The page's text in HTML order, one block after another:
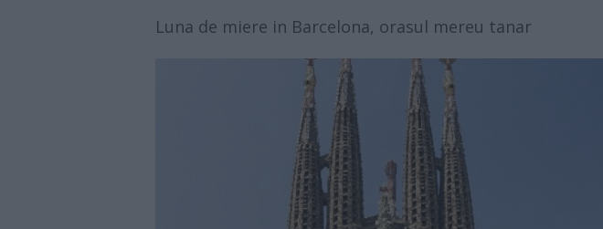
Luna de miere in Barcelona, orasul mereu tanar